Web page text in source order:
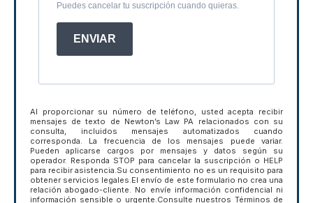
Puedes cancelar tu suscripción cuando quieras.
ENVIAR
Al proporcionar su número de teléfono, usted acepta recibir
mensajes de texto de Newton’s Law PA relacionados con su
consulta, incluidos mensajes automatizados cuando
corresponda. La frecuencia de los mensajes puede variar.
Pueden aplicarse cargos por mensajes y datos según su
operador. Responda STOP para cancelar la suscripción o HELP
para recibir asistencia.Su consentimiento no es un requisito para
obtener servicios legales.El envío de este formulario no crea una
relación abogado-cliente. No envíe información confidencial ni
información sensible o urgente.Consulte nuestros Términos de